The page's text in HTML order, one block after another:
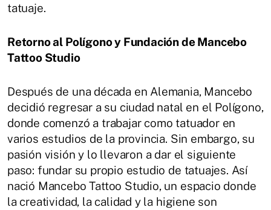
tatuaje.
Retorno al Polígono y Fundación de Mancebo
Tattoo Studio
Después de una década en Alemania, Mancebo
decidió regresar a su ciudad natal en el Polígono,
donde comenzó a trabajar como tatuador en
varios estudios de la provincia. Sin embargo, su
pasión visión y lo llevaron a dar el siguiente
paso: fundar su propio estudio de tatuajes. Así
nació Mancebo Tattoo Studio, un espacio donde
la creatividad, la calidad y la higiene son